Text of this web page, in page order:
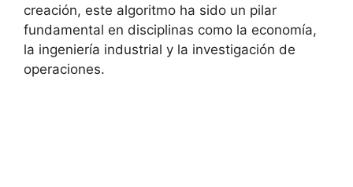
creación, este algoritmo ha sido un pilar
fundamental en disciplinas como la economía,
la ingeniería industrial y la investigación de
operaciones.